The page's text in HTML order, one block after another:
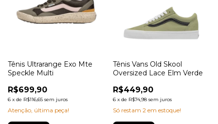
Tênis Ultrarange Exo Mte
Speckle Multi
R$699,90
6 x de R$116,65 sem juros
Atenção, última peça!
Tênis Vans Old Skool
Oversized Lace Elm Verde
R$449,90
6 x de R$74,98 sem juros
Só restam 2 em estoque!